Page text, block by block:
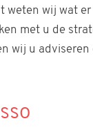
weten wij wat
met u de
wij u